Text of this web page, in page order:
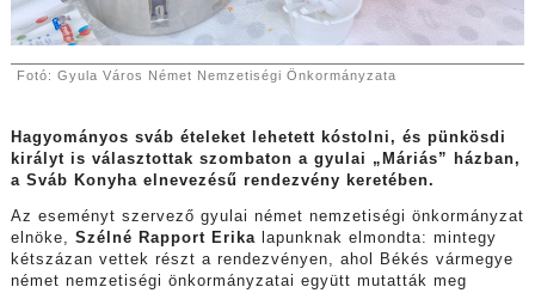
Fotó: Gyula Város Német Nemzetiségi Önkormányzata
Hagyományos sváb ételeket lehetett kóstolni, és pünkösdi
királyt is választottak szombaton a gyulai „Máriás” házban,
a Sváb Konyha elnevezésű rendezvény keretében.
Az eseményt szervező gyulai német nemzetiségi önkormányzat
elnöke, Szélné Rapport Erika
lapunknak elmondta: mintegy
kétszázan vettek részt a rendezvényen, ahol Békés vármegye
német nemzetiségi önkormányzatai együtt mutatták meg